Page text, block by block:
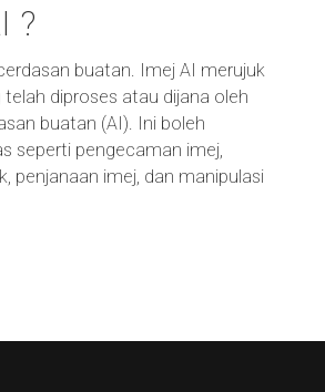
?
buatan. Imej AI merujuk
diproses atau dijana oleh
buatan (AI). Ini boleh
seperti pengecaman imej,
penjanaan imej, dan manipulasi